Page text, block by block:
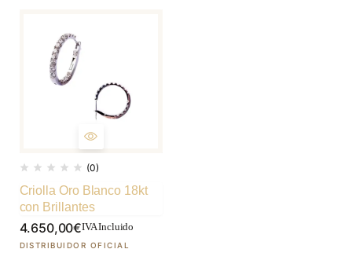
(0)
Criolla Oro Blanco 18kt
con Brillantes
4.650,00€IVA Incluido